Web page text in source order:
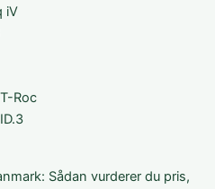
iV
Roc
Sådan vurderer du pris,